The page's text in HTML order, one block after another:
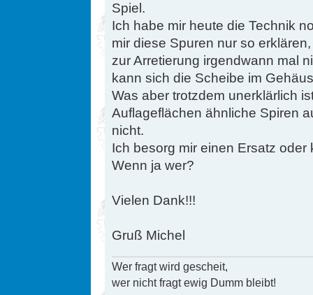
Spiel.
Ich habe mir heute die Technik
mir diese Spuren nur so
zur Arretierung irgendwann mal
kann sich die Scheibe im
Was aber trotzdem unerklärlich
Auflageflächen ähnliche Spiren
nicht.
Ich besorg mir einen Ersatz
Wenn ja wer?
Vielen Dank!!!
Gruß Michel
Wer fragt wird gescheit,
wer nicht fragt ewig Dumm bleibt!